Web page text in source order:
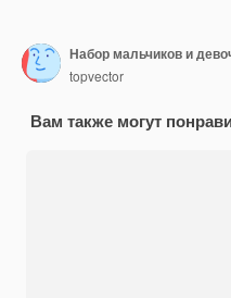
topvector
Вам также могут